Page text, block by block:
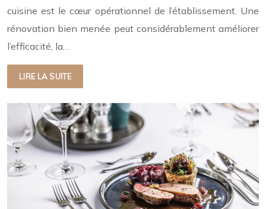
cuisine est le cœur opérationnel de l’établissement. Une
rénovation bien menée peut considérablement améliorer
l’efficacité, la…
LIRE LA SUITE